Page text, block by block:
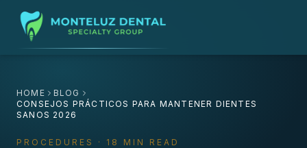
HOME
BLOG
CONSEJOS PRÁCTICOS PARA MANTENER DIENTES
SANOS 2026
PROCEDURES · 18 MIN READ